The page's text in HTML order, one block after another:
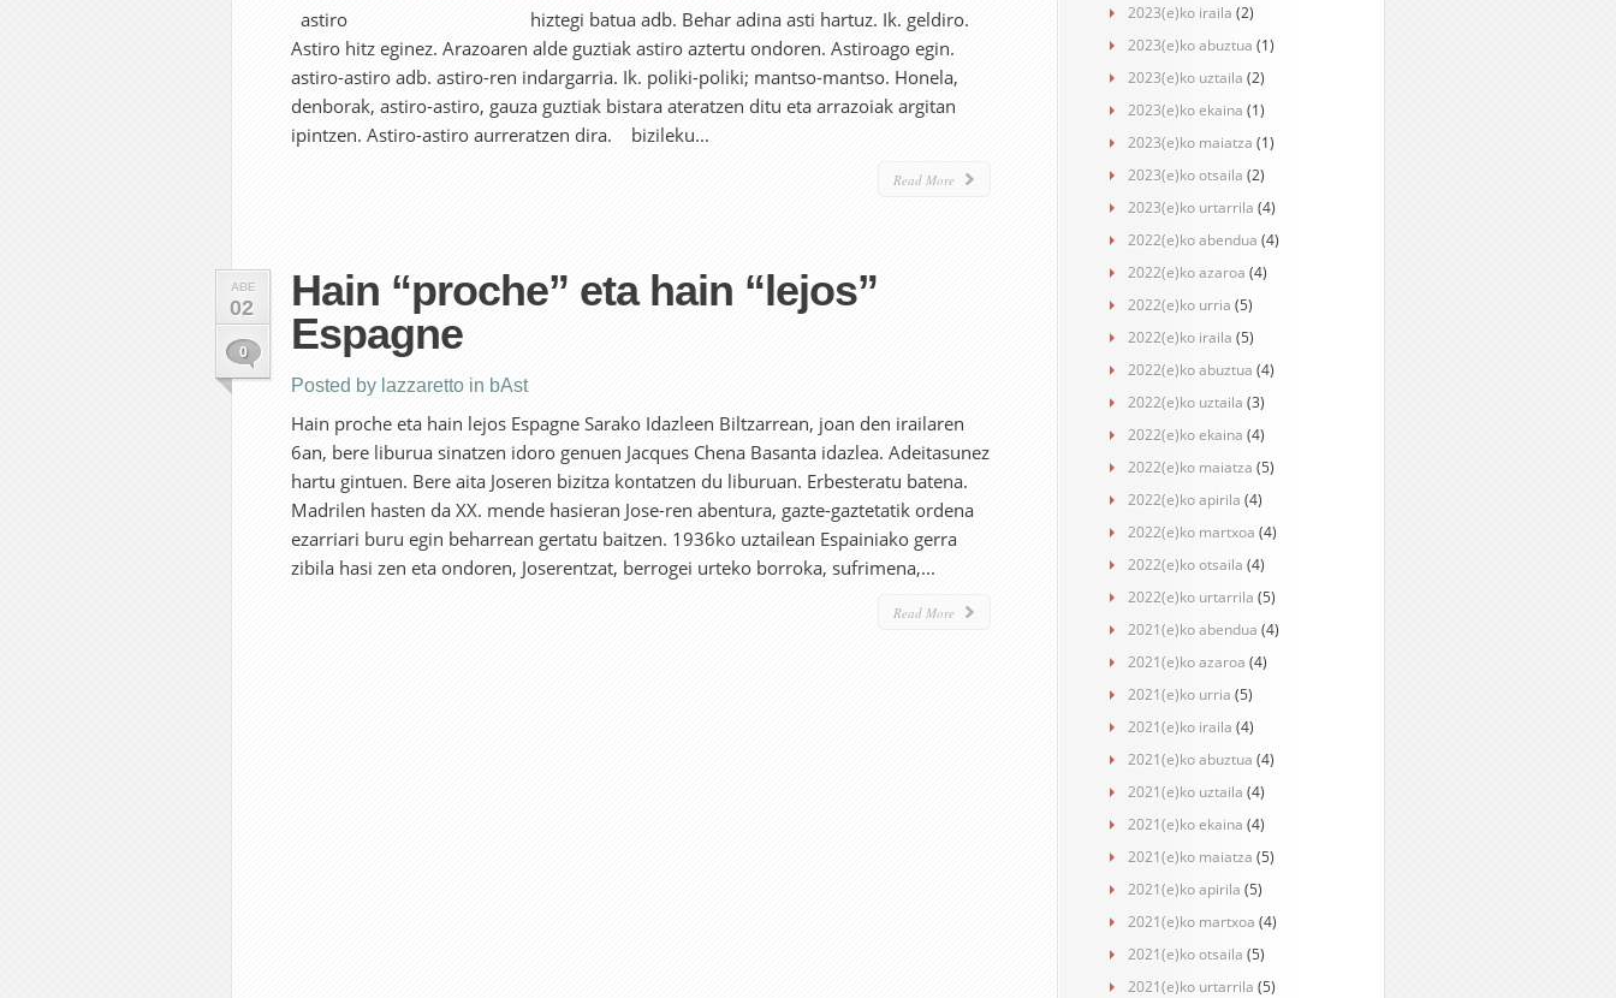
astiro hiztegi batua adb. Behar adina asti hartuz. Ik. geldiro.
Astiro hitz eginez. Arazoaren alde guztiak astiro aztertu ondoren. Astiroago egin.
astiro-astiro adb. astiro-ren indargarria. Ik. poliki-poliki; mantso-mantso. Honela,
denborak, astiro-astiro, gauza guztiak bistara ateratzen ditu eta arrazoiak argitan
ipintzen. Astiro-astiro aurreratzen dira. bizileku...
Read More
ABE
02
0
Hain “proche” eta hain “lejos”
Espagne
Posted by lazzaretto in bAst
Hain proche eta hain lejos Espagne Sarako Idazleen Biltzarrean, joan den irailaren
6an, bere liburua sinatzen idoro genuen Jacques Chena Basanta idazlea. Adeitasunez
hartu gintuen. Bere aita Joseren bizitza kontatzen du liburuan. Erbesteratu batena.
Madrilen hasten da XX. mende hasieran Jose-ren abentura, gazte-gaztetatik ordena
ezarriari buru egin beharrean gertatu baitzen. 1936ko uztailean Espainiako gerra
zibila hasi zen eta ondoren, Joserentzat, berrogei urteko borroka, sufrimena,...
Read More
2023(e)ko iraila (2)
2023(e)ko abuztua (1)
2023(e)ko uztaila (2)
2023(e)ko ekaina (1)
2023(e)ko maiatza (1)
2023(e)ko otsaila (2)
2023(e)ko urtarrila (4)
2022(e)ko abendua (4)
2022(e)ko azaroa (4)
2022(e)ko urria (5)
2022(e)ko iraila (5)
2022(e)ko abuztua (4)
2022(e)ko uztaila (3)
2022(e)ko ekaina (4)
2022(e)ko maiatza (5)
2022(e)ko apirila (4)
2022(e)ko martxoa (4)
2022(e)ko otsaila (4)
2022(e)ko urtarrila (5)
2021(e)ko abendua (4)
2021(e)ko azaroa (4)
2021(e)ko urria (5)
2021(e)ko iraila (4)
2021(e)ko abuztua (4)
2021(e)ko uztaila (4)
2021(e)ko ekaina (4)
2021(e)ko maiatza (5)
2021(e)ko apirila (5)
2021(e)ko martxoa (4)
2021(e)ko otsaila (5)
2021(e)ko urtarrila (5)